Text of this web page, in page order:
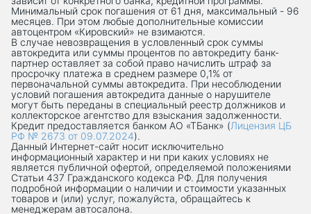
Минимальный срок погашения от 61 дня, максимальный - 96
месяцев. При этом любые дополнительные комиссии
автоцентром «Кировский» не взимаются.
В случае невозвращения в условленный срок суммы
автокредита или суммы процентов по автокредиту банк-
партнер оставляет за собой право начислить штраф за
просрочку платежа в среднем размере 0,1% от
первоначальной суммы автокредита. При несоблюдении
условий погашения автокредита данные о нарушителе
могут быть переданы в специальный реестр должников и
коллекторское агентство для взыскания задолженности.
Кредит предоставляется банком АО «ТБанк» (Лицензия ЦБ
РФ № 2673 от 09.07.2024).
Данный Интернет-сaйт носит исключительно
информационный характер и ни при каких условиях не
является публичной офертой, определяемой положениями
Статьи 437 Гражданского кодекса РФ. Для получения
подробной информации о наличии и стоимости указанных
товаров и (или) услуг, пожалуйста, обращайтесь к
менеджерам автосалона.